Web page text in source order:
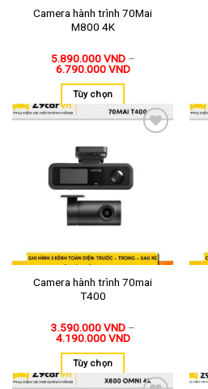
Camera hành trình 70Mai
M800 4K
5.890.000VND–
6.790.000VND
Tùy chọn
Camera hành trình 70mai
T400
3.590.000VND–
4.190.000VND
Tùy chọn